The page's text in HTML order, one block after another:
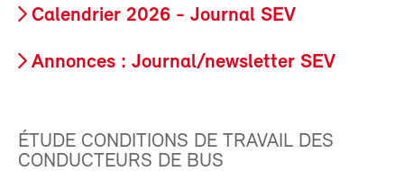
Calendrier 2026 - Journal SEV
Annonces : Journal/newsletter SEV
ÉTUDE CONDITIONS DE TRAVAIL DES
CONDUCTEURS DE BUS